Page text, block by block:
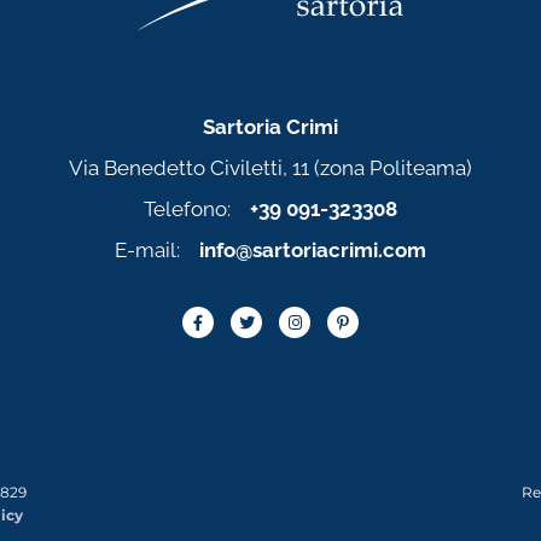
Sartoria Crimi
Via Benedetto Civiletti, 11 (zona Politeama)
Telefono: +39 091-323308
E-mail: info@sartoriacrimi.com